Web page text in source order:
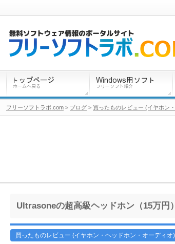
Ultrasoneの超高級ヘッドホン（15万円
買ったものレビュー (イヤホン・ヘッドホン・オーディオ)
フリーソフトラボ.com > ブログ > 買ったものレビュー (イヤホン